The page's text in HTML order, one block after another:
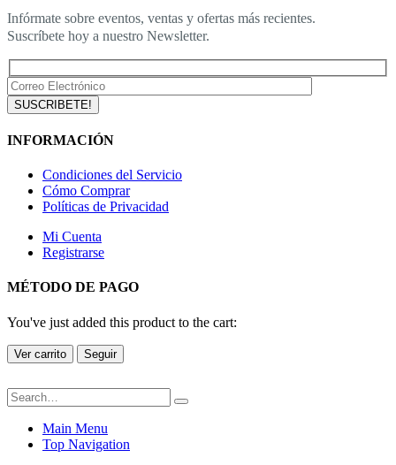
Infórmate sobre eventos, ventas y ofertas más recientes.
Suscríbete hoy a nuestro Newsletter.
INFORMACIÓN
Condiciones del Servicio
Cómo Comprar
Políticas de Privacidad
Mi Cuenta
Registrarse
MÉTODO DE PAGO
You've just added this product to the cart:
Ver carrito Seguir
Main Menu
Top Navigation